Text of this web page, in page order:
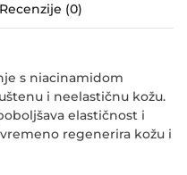
Recenzije (0)
s niacinamidom
i neelastičnu kožu.
elastičnost i
regenerira kožu i